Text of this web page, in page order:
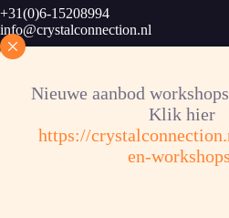
Nieuwe aanbod
Klik hier
https://
en-
+31(0)6-15208994
info@crystalconnection.nl
KvK: 83913424
Bankrekening: NL62RABO